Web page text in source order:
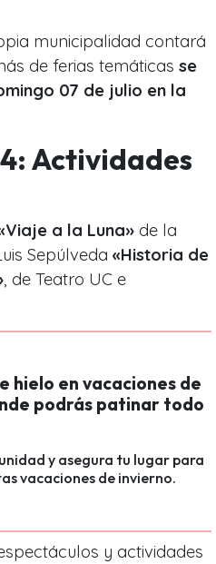
municipalidad contará
de ferias temáticas se
07 de julio en la
Actividades
a la Luna» de la
Sepúlveda «Historia de
, de Teatro UC e
hielo en vacaciones de
podrás patinar todo
y asegura tu lugar para
vacaciones de invierno.
y actividades